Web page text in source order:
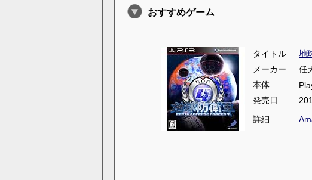
おすすめゲーム
タイトル
地
メーカー
任
本体
発売日
詳細